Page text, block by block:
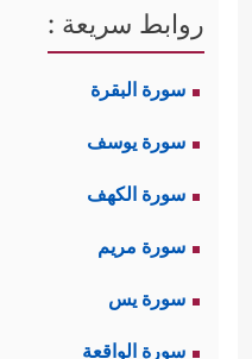
روابط سريعة :
سورة البقرة
سورة يوسف
سورة الكهف
سورة مريم
سورة يس
سورة الواقعة